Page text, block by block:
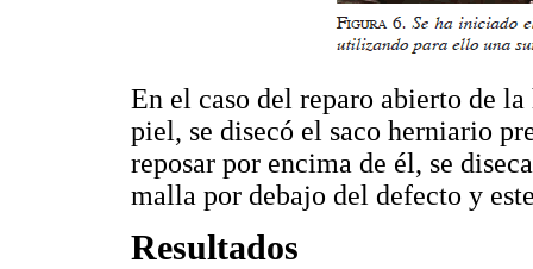
En el caso del reparo abierto de
piel, se disecó el saco herniario
reposar por encima de él, se
malla por debajo del defecto y
Resultados